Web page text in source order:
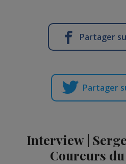
Partager
Partager
Interview |
Coureurs